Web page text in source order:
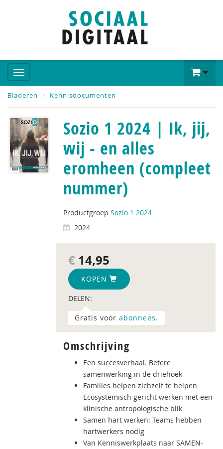
Bladeren Kennisdocumenten
Sozio 1 2024 | Ik, jij,
wij - en alles
eromheen (compleet
nummer)
Productgroep Sozio 1 2024
2024
€ 14,95
KOPEN
DELEN:
Gratis voor abonnees.
Omschrijving
Een succesverhaal. Betere
samenwerking in de driehoek
Families helpen zichzelf te helpen
Ecosystemisch gericht werken met een
klinische antropologische blik
Samen hart werken: Teams hebben
hartwerkers nodig
Van Kenniswerkplaats naar SAMEN-